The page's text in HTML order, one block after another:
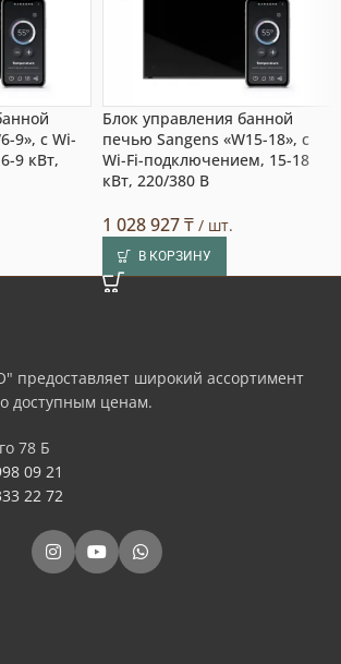
9», с Wi-
9 кВт,
Блок управления банной
печью Sangens «W15-18», с
Wi-Fi-подключением, 15-18
кВт, 220/380 В
1 028 927₸ / шт.
В КОРЗИНУ
предоставляет широкий ассортимент
доступным ценам.
78 Б
09 21
22 72